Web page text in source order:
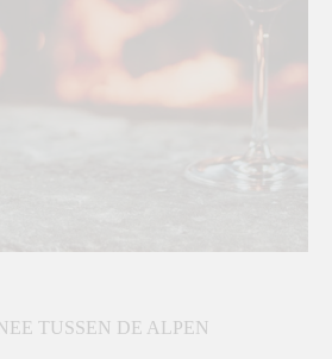
TUSSEN DE ALPEN